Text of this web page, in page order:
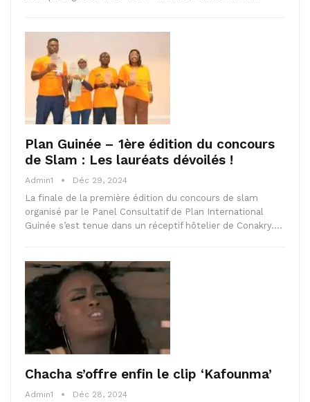
Plan Guinée – 1ère édition du concours
de Slam : Les lauréats dévoilés !
Admin1 Déc 29, 2024
La finale de la première édition du concours de slam
organisé par le Panel Consultatif de Plan International
Guinée s’est tenue dans un réceptif hôtelier de Conakry.…
Chacha s’offre enfin le clip ‘Kafounma’
Admin1 Déc 28, 2024